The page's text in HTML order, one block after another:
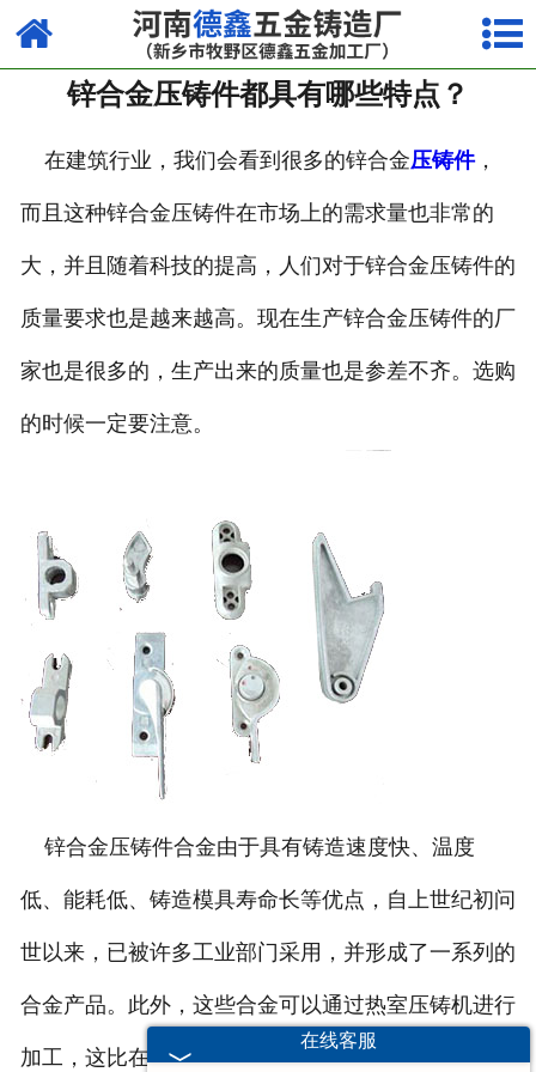
网站首页
走进我们
产品中心
荣誉资质
厂容厂貌
视频中心
联系我们
锌合金压铸件都具有哪些特点？
在建筑行业，我们会看到很多的锌合金压铸件，
而且这种锌合金压铸件在市场上的需求量也非常的
大，并且随着科技的提高，人们对于锌合金压铸件的
质量要求也是越来越高。现在生产锌合金压铸件的厂
家也是很多的，生产出来的质量也是参差不齐。选购
的时候一定要注意。
锌合金压铸件合金由于具有铸造速度快、温度
低、能耗低、铸造模具寿命长等优点，自上世纪初问
世以来，已被许多工业部门采用，并形成了一系列的
合金产品。此外，这些合金可以通过热室压铸机进行
加工，这比在冷室压铸机中必须铸造的高铝锌合金和
在线客服